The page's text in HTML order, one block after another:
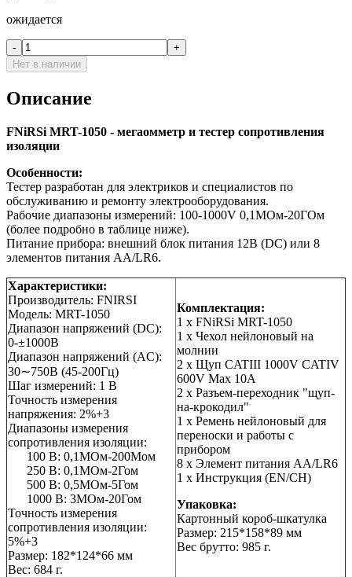
ожидается
-
+
Нет в наличии
Описание
FNiRSi MRT-1050 - мегаомметр и тестер сопротивления
изоляции
Особенности:
Тестер разработан для электриков и специалистов по
обслуживанию и ремонту электрооборудования.
Рабочие диапазоны измерений: 100-1000V 0,1МОм-20ГОм
(более подробно в таблице ниже).
Питание прибора: внешний блок питания 12В (DC) или 8
элементов питания AA/LR6.
Характеристики:
Производитель: FNIRSI
Модель: MRT-1050
Диапазон напряжений (DC):
0-±1000В
Диапазон напряжений (AC):
30∼750В (45-200Гц)
Шаг измерений: 1 В
Точность измерения
напряжения: 2%+3
Диапазоны измерения
сопротивления изоляции:
100 В: 0,1МОм-200Мом
250 В: 0,1МОм-2Гом
500 В: 0,5МОм-5Гом
1000 В: 3МОм-20Гом
Точность измерения
сопротивления изоляции:
5%+3
Размер: 182*124*66 мм
Вес: 684 г.
Комплектация:
1 x FNiRSi MRT-1050
1 x Чехол нейлоновый на
молнии
2 x Щуп CATIII 1000V CATIV
600V Max 10A
2 x Разъем-переходник "щуп-
на-крокодил"
1 x Ремень нейлоновый для
переноски и работы с
прибором
8 x Элемент питания AA/LR6
1 x Инструкция (EN/CH)
Упаковка:
Картонный короб-шкатулка
Размер: 215*158*89 мм
Вес брутто: 985 г.